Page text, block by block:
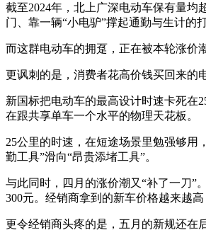
截至2024年，北上广深电动车保有量均
门、靠一辆“小电驴”撑起通勤与生计的打
而这群电动车的拥趸，正在被本轮涨价
更讽刺的是，消费者花高价钱买回来的
新国标把电动车的最高设计时速卡死
在跟共享单车一个水平的物理天花板。
25公里的时速，在短途场景里勉强够用
勤工具”滑向“昂贵添堵工具”。
与此同时，四月的涨价潮又“补了一刀”
300元。经销商拿到的新车价格越来越
更令经销商头疼的是，五月的新规还在